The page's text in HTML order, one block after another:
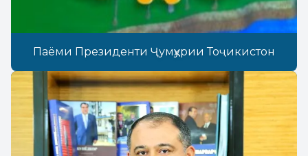
Паёми Президенти Ҷумҳурии Тоҷикистон